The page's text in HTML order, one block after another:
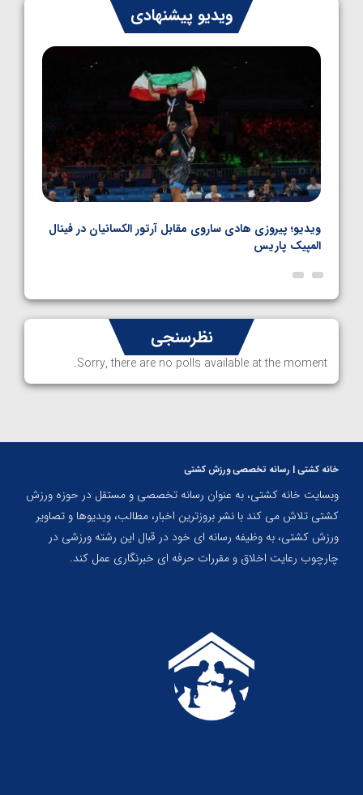
ایران چشم به راه چهار مدال در پنج وزن دوم
کشتی فرنگی نوجوانان جهان
1405/05/06
ویدیو پیشنهادی
ویدیو؛ پیروزی هادی ساروی مقابل آرتور الکسانیان در فینال
المپیک پاریس
نظرسنجی
Sorry, there are no polls available at the moment.
خانه کشتی | رسانه تخصصی ورزش کشتی
وبسایت خانه کشتی، به عنوان رسانه تخصصی و مستقل در حوزه ورزش
کشتی تلاش می کند با نشر بروزترین اخبار، مطالب، ویدیوها و تصاویر
ورزش کشتی، به وظیفه رسانه ای خود در قبال این رشته ورزشی در
چارچوب رعایت اخلاق و مقررات حرفه ای خبرنگاری عمل کند.